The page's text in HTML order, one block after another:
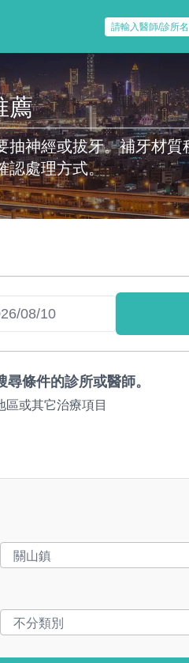
薦
抽神經或拔牙。補牙材質
認處理方式。
條件的診所或醫師。
區或其它治療項目